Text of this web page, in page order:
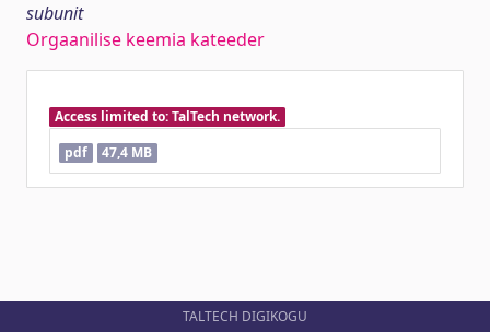
subunit
Orgaanilise keemia kateeder
Access limited to: TalTech network.
pdf
47,4 MB
TALTECH DIGIKOGU